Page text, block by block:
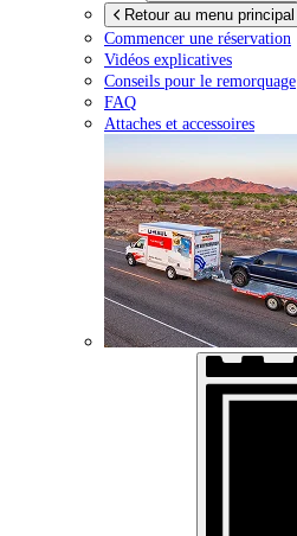
Retour au menu principal
Commencer une réservation
Vidéos explicatives
Conseils pour le remorquage
FAQ
Attaches et accessoires